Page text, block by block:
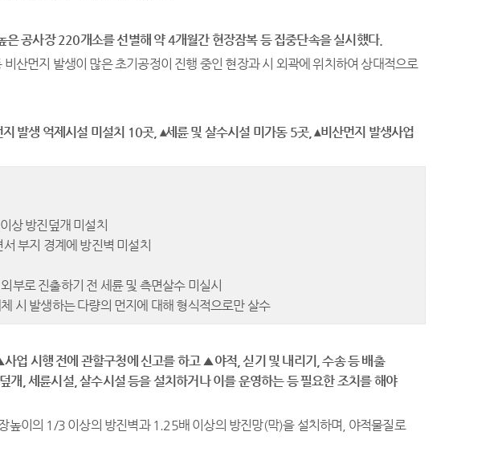
은공사장220개소를선별해 약4개월간 현장잠복 등 집중단속을 실시했다.
산먼지 발생이 많은 초기공정이 진행 중인 현장과 시 외곽에 위치하여 상대적으로
지 발생 억제시설 미설치 10곳, ▴세륜 및 살수시설 미가동 5곳,▴비산먼지 발생사업
상 방진덮개 미설치
부지 경계에 방진벽 미설치
부로 진출하기 전 세륜 및 측면살수 미실시
시 발생하는 다량의 먼지에 대해 형식적으로만 살수
사업 시 행 전에 관할구청에 신고를 하고▲야적, 싣기 및 내리기 ,수송 등 배출
개 세륜시설,살수시설 등을 설치하거나 이를 운영하는 등 필요한 조치를 해야
높이의 1/3 이상의 방진벽과 1.25배 이상의 방진망(막)을 설치하며, 야적물질로